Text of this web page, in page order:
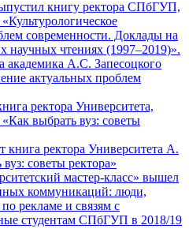
академика А.С. Запесоцкого
актуальных проблем
книга ректора Университета А.
советы ректора»